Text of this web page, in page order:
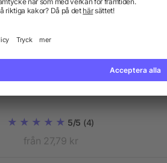
370 ml keramikmugg med
5/5 (4)
från 27,79 kr